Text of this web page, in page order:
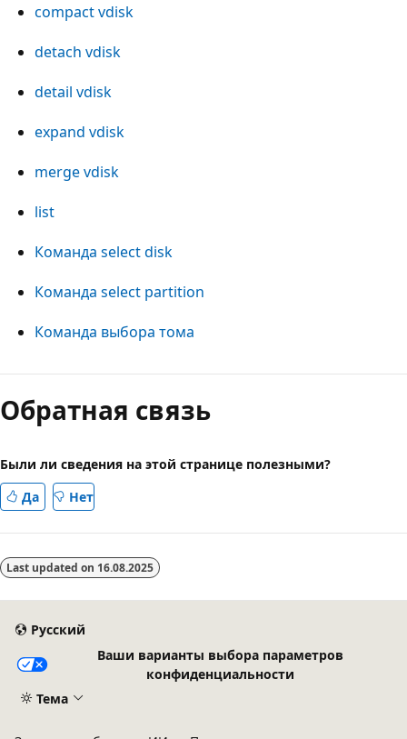
compact vdisk
detach vdisk
detail vdisk
expand vdisk
merge vdisk
list
Команда select disk
Команда select partition
Команда выбора тома
Режим
чтения
выключен
Обратная связь
Были ли сведения на этой странице полезными?
Да
Нет
Last updated on 16.08.2025
Русский
Ваши варианты выбора параметров
конфиденциальности
Тема